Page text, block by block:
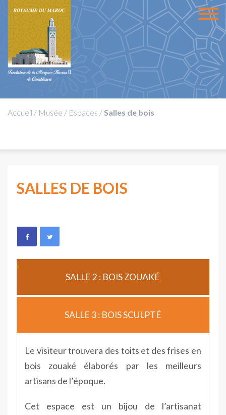
Accueil / Musée / Espaces /Salles de bois
SALLES DE BOIS
SALLE 2 : BOIS ZOUAKÉ
SALLE 3 : BOIS SCULPTÉ
Le visiteur trouvera des toits et des frises en
bois zouaké élaborés par les meilleurs
artisans de l’époque.
Cet espace est un bijou de l’artisanat